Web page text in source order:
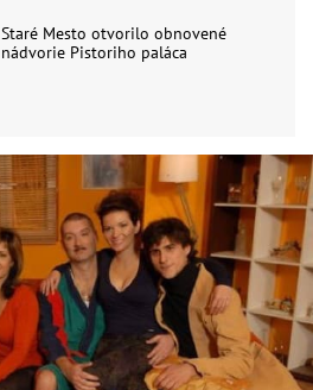
Staré Mesto otvorilo obnovené
nádvorie Pistoriho paláca